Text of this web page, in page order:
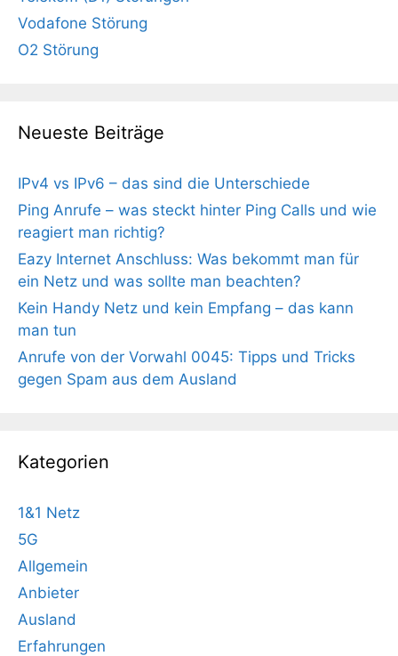
Vodafone Störung
O2 Störung
Neueste Beiträge
IPv4 vs IPv6 – das sind die Unterschiede
Ping Anrufe – was steckt hinter Ping Calls und wie
reagiert man richtig?
Eazy Internet Anschluss: Was bekommt man für
ein Netz und was sollte man beachten?
Kein Handy Netz und kein Empfang – das kann
man tun
Anrufe von der Vorwahl 0045: Tipps und Tricks
gegen Spam aus dem Ausland
Kategorien
1&1 Netz
5G
Allgemein
Anbieter
Ausland
Erfahrungen